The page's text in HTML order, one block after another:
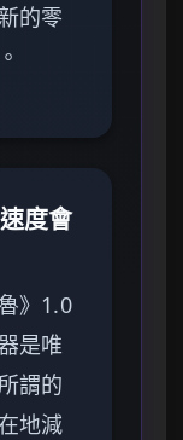
的零
度會
》1.0
是唯
謂的
地減